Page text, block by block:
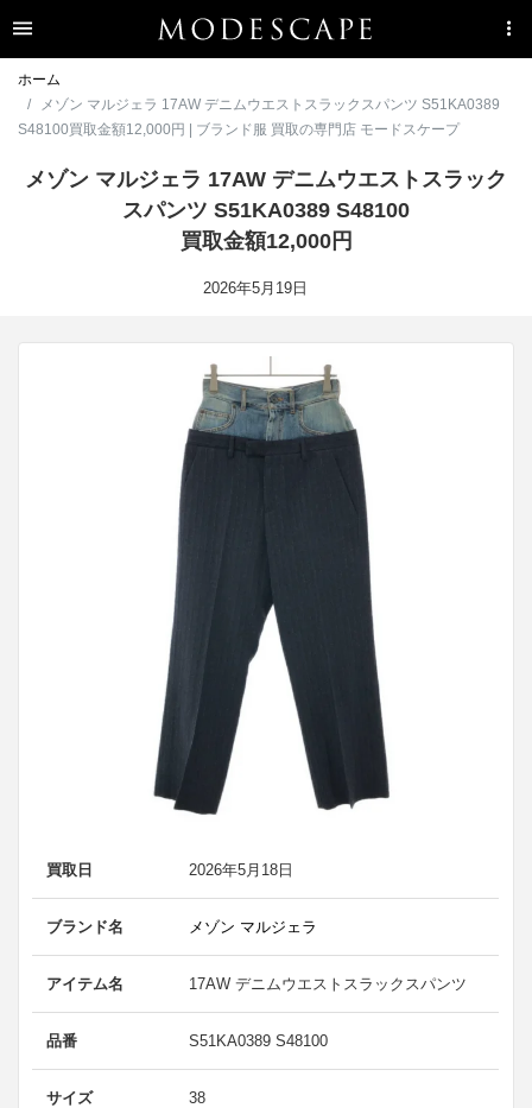
ホーム
メゾン マルジェラ 17AW デニムウエストスラックスパンツ S51KA0389
S48100買取金額12,000円 | ブランド服 買取の専門店 モードスケープ
メゾン マルジェラ 17AW デニムウエストスラック
スパンツ S51KA0389 S48100
買取金額12,000円
2026年5月19日
買取日 2026年5月18日
ブランド名 メゾン マルジェラ
アイテム名 17AW デニムウエストスラックスパンツ
品番 S51KA0389 S48100
サイズ 38